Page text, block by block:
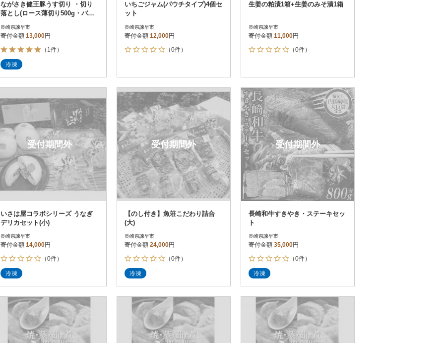
ながさき健王豚うす切り ・切り
落とし(ロース薄切り500g・バラ
長崎県諫早市
寄付金額 13,000円
（1件）
冷凍
いちごジャム(パウチタイプ)4個セ
ット
長崎県諫早市
寄付金額 12,000円
（0件）
生姜の粕漬1箱+生姜のみそ漬1箱
長崎県諫早市
寄付金額 11,000円
（0件）
受付期間外
いさは屋コラボシリーズ うなぎ
デリカセット(小)
長崎県諫早市
寄付金額 14,000円
（0件）
冷凍
受付期間外
【のし付き】魚荘こだわり詰合
(大)
長崎県諫早市
寄付金額 24,000円
（0件）
冷凍
受付期間外
長崎和牛すきやき・ステーキセッ
ト
長崎県諫早市
寄付金額 35,000円
（0件）
冷凍